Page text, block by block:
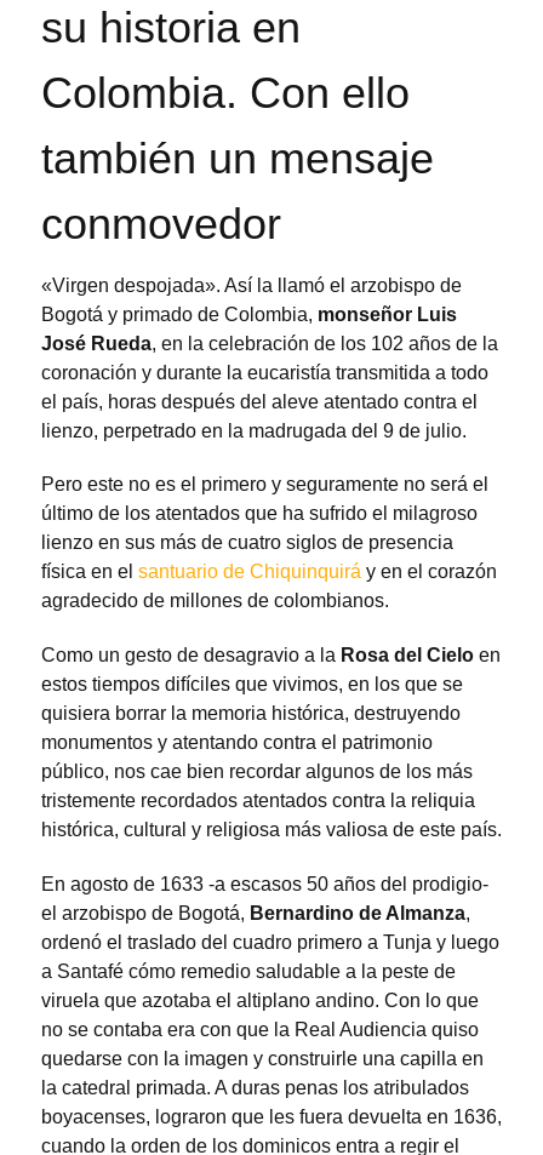
su historia en
Colombia. Con ello
también un mensaje
conmovedor
«Virgen despojada». Así la llamó el arzobispo de
Bogotá y primado de Colombia, monseñor Luis
José Rueda, en la celebración de los 102 años de la
coronación y durante la eucaristía transmitida a todo
el país, horas después del aleve atentado contra el
lienzo, perpetrado en la madrugada del 9 de julio.
Pero este no es el primero y seguramente no será el
último de los atentados que ha sufrido el milagroso
lienzo en sus más de cuatro siglos de presencia
física en el santuario de Chiquinquirá y en el corazón
agradecido de millones de colombianos.
Como un gesto de desagravio a la Rosa del Cielo en
estos tiempos difíciles que vivimos, en los que se
quisiera borrar la memoria histórica, destruyendo
monumentos y atentando contra el patrimonio
público, nos cae bien recordar algunos de los más
tristemente recordados atentados contra la reliquia
histórica, cultural y religiosa más valiosa de este país.
En agosto de 1633 -a escasos 50 años del prodigio-
el arzobispo de Bogotá, Bernardino de Almanza,
ordenó el traslado del cuadro primero a Tunja y luego
a Santafé cómo remedio saludable a la peste de
viruela que azotaba el altiplano andino. Con lo que
no se contaba era con que la Real Audiencia quiso
quedarse con la imagen y construirle una capilla en
la catedral primada. A duras penas los atribulados
boyacenses, lograron que les fuera devuelta en 1636,
cuando la orden de los dominicos entra a regir el